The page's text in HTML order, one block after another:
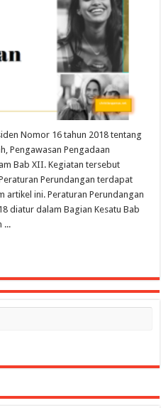
Nomor 16 tahun 2018 tentang
Pengawasan Pengadaan
Bab XII. Kegiatan tersebut
Perundangan terdapat
artikel ini. Peraturan Perundangan
diatur dalam Bagian Kesatu Bab
...